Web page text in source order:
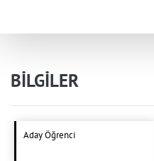
BİLGİLER
Aday Öğrenci